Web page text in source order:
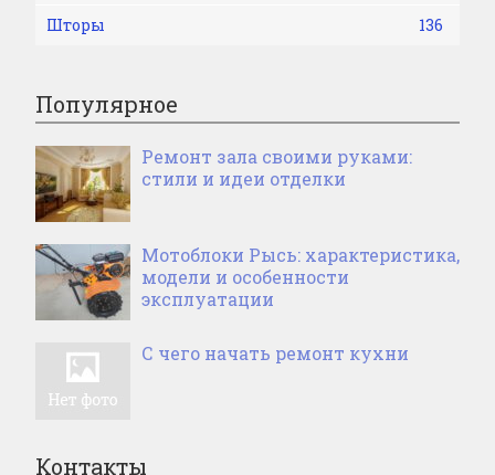
Шторы
136
Популярное
Ремонт зала своими руками:
стили и идеи отделки
Мотоблоки Рысь: характеристика,
модели и особенности
эксплуатации
С чего начать ремонт кухни
Контакты